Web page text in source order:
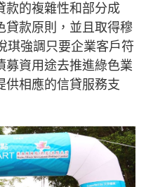
款的複雜性和部分成
貸款原則，並且取得穆
琪強調只要企業客戶符
募資用途去推進綠色業
供相應的信貸服務支